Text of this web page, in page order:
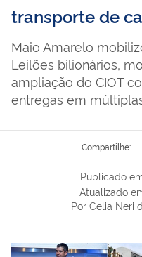
transporte de
Maio Amarelo
Leilões bilionários,
ampliação do CIOT
entregas em
Compartilhe:
Publicado
Atualizado
Por Celia Neri